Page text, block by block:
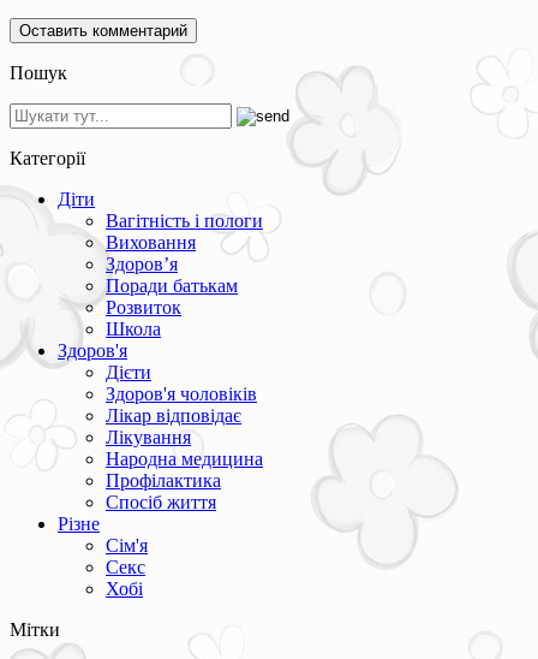
Пошук
Категорії
Діти
Вагітність і пологи
Виховання
Здоров’я
Поради батькам
Розвиток
Школа
Здоров'я
Дієти
Здоров'я чоловіків
Лікар відповідає
Лікування
Народна медицина
Профілактика
Спосіб життя
Різне
Сім'я
Секс
Хобі
Мітки